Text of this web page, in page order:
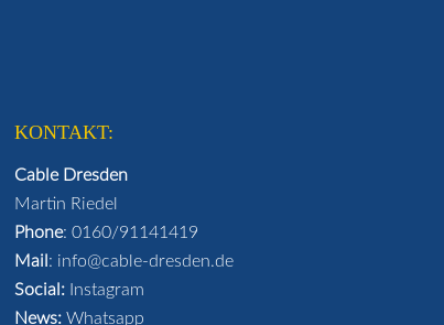
KONTAKT:
Cable Dresden
Martin Riedel
Phone: 0160/91141419
Mail : info@cable-dresden.de
Social: Instagram
News: Whatsapp